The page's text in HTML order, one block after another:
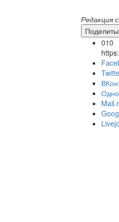
Редакция
010